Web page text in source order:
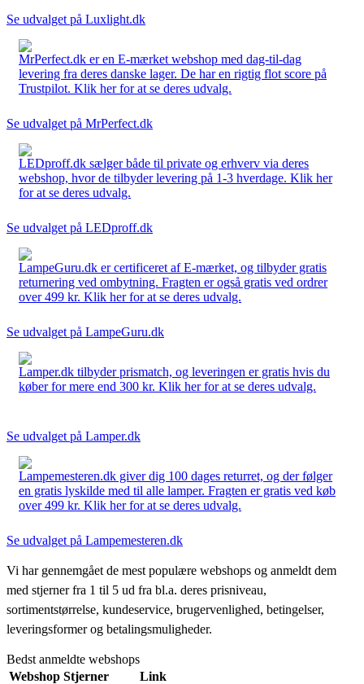
Se udvalget på Luxlight.dk
MrPerfect.dk er en E-mærket webshop med dag-til-dag
levering fra deres danske lager. De har en rigtig flot score på
Trustpilot. Klik her for at se deres udvalg.
Se udvalget på MrPerfect.dk
LEDproff.dk sælger både til private og erhverv via deres
webshop, hvor de tilbyder levering på 1-3 hverdage. Klik her
for at se deres udvalg.
Se udvalget på LEDproff.dk
LampeGuru.dk er certificeret af E-mærket, og tilbyder gratis
returnering ved ombytning. Fragten er også gratis ved ordrer
over 499 kr. Klik her for at se deres udvalg.
Se udvalget på LampeGuru.dk
Lamper.dk tilbyder prismatch, og leveringen er gratis hvis du
køber for mere end 300 kr. Klik her for at se deres udvalg.
Se udvalget på Lamper.dk
Lampemesteren.dk giver dig 100 dages returret, og der følger
en gratis lyskilde med til alle lamper. Fragten er gratis ved køb
over 499 kr. Klik her for at se deres udvalg.
Se udvalget på Lampemesteren.dk
Vi har gennemgået de mest populære webshops og anmeldt dem
med stjerner fra 1 til 5 ud fra bl.a. deres prisniveau,
sortimentstørrelse, kundeservice, brugervenlighed, betingelser,
leveringsformer og betalingsmuligheder.
Bedst anmeldte webshops
Webshop Stjerner
Link